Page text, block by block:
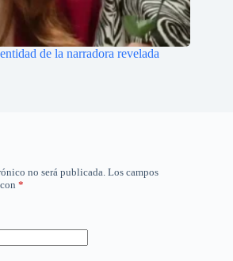
de la narradora revelada
no será publicada. Los campos
*